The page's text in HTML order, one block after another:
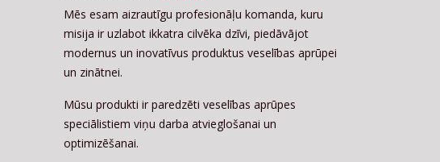
Mēs esam aizrautīgu profesionāļu komanda, kuru
misija ir uzlabot ikkatra cilvēka dzīvi, piedāvājot
modernus un inovatīvus produktus veselības aprūpei
un zinātnei.
Mūsu produkti ir paredzēti veselības aprūpes
speciālistiem viņu darba atvieglošanai un
optimizēšanai.